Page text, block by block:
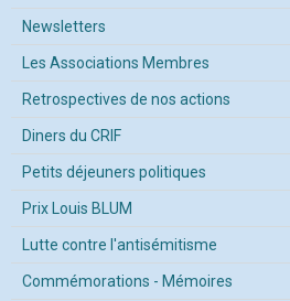
Newsletters
Les Associations Membres
Retrospectives de nos actions
Diners du CRIF
Petits déjeuners politiques
Prix Louis BLUM
Lutte contre l'antisémitisme
Commémorations - Mémoires